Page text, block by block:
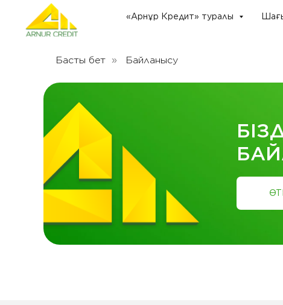
«Арнұр Кредит» туралы
Басты бет » Байланысу